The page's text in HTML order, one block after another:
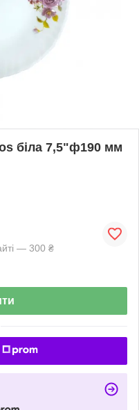
біла 7,5"ф190 мм
— 300 ₴